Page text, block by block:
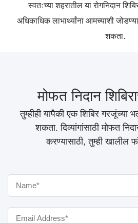
स्वतःच्या शहरातील या रोगनिदान
अधिकाधिक लाभार्थ्यांना आमच्याशी
शकता.
मोफत निदान
तुम्हीही यापैकी एक शिबिर गरजूंच्या
शकता. दिव्यांगांसाठी मोफत
करण्यासाठी, तुम्ही खालील